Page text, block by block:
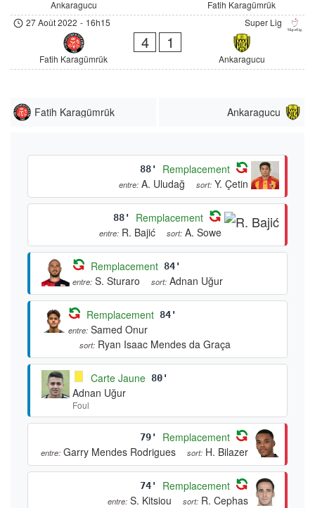
Ankaragucu
Fatih Karagümrük
Super Lig
27 Août 2022 - 16h15
Fatih Karagümrük
4 1
Ankaragucu
Fatih Karagümrük Ankaragucu
88' Remplacement
entre: A. Uludağ sort: Y. Çetin
88' Remplacement
entre: R. Bajić sort: A. Sowe
Remplacement 84'
entre: S. Sturaro sort: Adnan Uğur
Remplacement 84'
entre: Samed Onur
sort: Ryan Isaac Mendes da Graça
Carte Jaune 80'
Adnan Uğur
Foul
79' Remplacement
entre: Garry Mendes Rodrigues sort: H. Bilazer
74' Remplacement
entre: S. Kitsiou sort: R. Cephas